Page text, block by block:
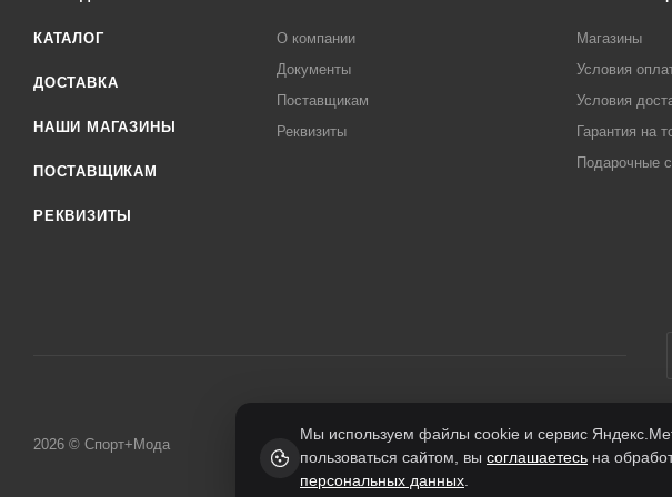
КАТАЛОГ
ДОСТАВКА
НАШИ МАГАЗИНЫ
ПОСТАВЩИКАМ
РЕКВИЗИТЫ
О компании
Документы
Поставщикам
Реквизиты
Магазины
Условия
Условия
Гарантия на
Подарочные
2026 © Спорт+Мода
Мы используем файлы cookie и сервис
пользоваться сайтом, вы соглашаетесь на
персональных данных